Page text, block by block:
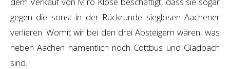
gegen die sonst in der Rückrunde sieglosen Aachener
verlieren. Womit wir bei den drei Absteigern wären, was
neben Aachen namentlich noch Cottbus und Gladbach
sind.